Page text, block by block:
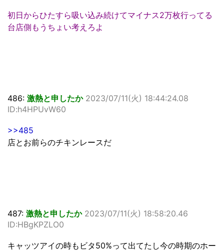
初日からひたすら吸い込み続けてマイナス2万枚行ってる
台店側もうちょい考えろよ
486: 激熱と申したか 2023/07/11(火) 18:44:24.08
ID:h4HPUvW60
>>485
店とお前らのチキンレースだ
487: 激熱と申したか 2023/07/11(火) 18:58:20.46
ID:HBgKPZLO0
キャッツアイの時もビタ50%って出てたし今の時期のホー